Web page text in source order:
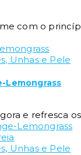
com o
Unhas e Pele
Lemongrass
e refresca
Unhas e Pele